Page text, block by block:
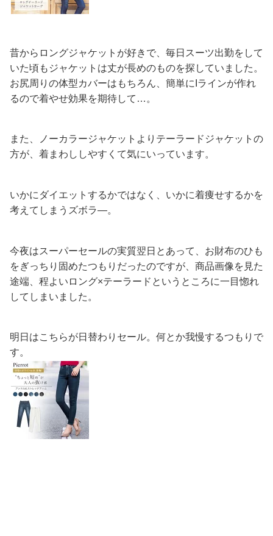
昔からロングジャケットが好きで、毎日スーツ出勤をして
いた頃もジャケットは丈が長めのものを探していました。
お尻周りの体型カバーはもちろん、簡単にIラインが作れ
るので着やせ効果を期待して…。
また、ノーカラージャケットよりテーラードジャケットの
方が、着まわししやすくて気にいっています。
いかにダイエットするかではなく、いかに着痩せするかを
考えてしまうズボラ―。
今夜はスーパーセールの実質翌日とあって、お財布のひも
をぎっちり固めたつもりだったのですが、商品画像を見た
途端、程よいロング×テーラードというところに一目惚れ
してしまいました。
明日はこちらが日替わりセール。何とか我慢するつもりで
す。